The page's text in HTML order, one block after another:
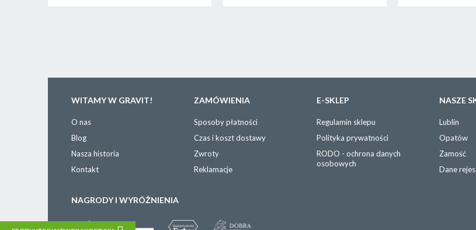
WITAMY W GRAVIT!
O nas
Blog
Nasza historia
Kontakt
ZAMÓWIENIA
Sposoby płatności
Czas i koszt dostawy
Zwroty
Reklamacje
E-SKLEP
Regulamin sklepu
Polityka prywatności
RODO - ochrona danych
osobowych
NASZE
Lublin
Opatów
Zamość
Dane
NAGRODY I WYRÓŻNIENIA